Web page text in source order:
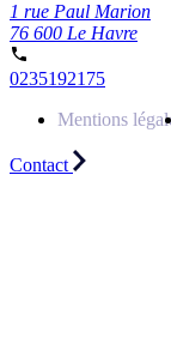
1 rue Paul Marion
76 600 Le Havre
0235192175
Mentions
Contact